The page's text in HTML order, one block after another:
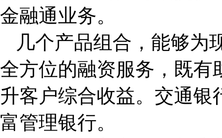
金融通业务。
几个产品组合，能够为
全方位的融资服务，既有
升客户综合收益。交通
富管理银行。